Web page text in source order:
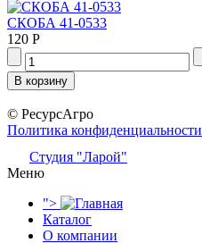
СКОБА 41-0533
120 Р
© РесурсАгро
Политика конфиденциальности
Студия "Ларой"
Меню
">
Каталог
О компании